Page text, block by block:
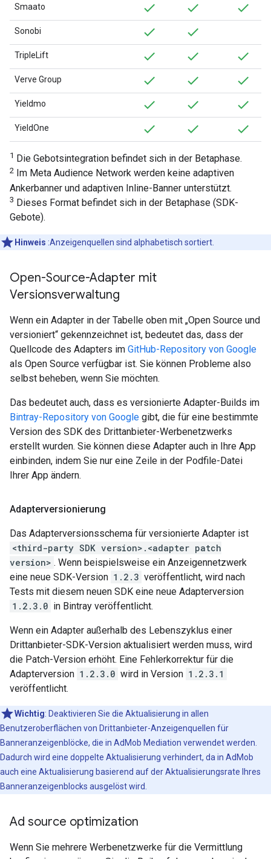
Smaato
Sonobi
TripleLift
Verve Group
Yieldmo
YieldOne
1 Die Gebotsintegration befindet sich in der Betaphase.
2
Im Meta Audience Network werden keine adaptiven
Ankerbanner und adaptiven Inline-Banner unterstützt.
3 Dieses Format befindet sich in der Betaphase (SDK-
Gebote).
Hinweis :Anzeigenquellen sind alphabetisch sortiert.
Open-Source-Adapter mit
Versionsverwaltung
Wenn ein Adapter in der Tabelle oben mit „Open Source und
versioniert“ gekennzeichnet ist, bedeutet das, dass der
Quellcode des Adapters im GitHub-Repository von Google
als Open Source verfügbar ist. Sie können Probleme also
selbst beheben, wenn Sie möchten.
Das bedeutet auch, dass es versionierte Adapter-Builds im
Bintray-Repository von Google gibt, die für eine bestimmte
Version des SDK des Drittanbieter-Werbenetzwerks
erstellt wurden. Sie können diese Adapter auch in Ihre App
einbinden, indem Sie nur eine Zeile in der Podfile-Datei
Ihrer App ändern.
Adapterversionierung
Das Adapterversionsschema für versionierte Adapter ist
<third-party SDK version>.<adapter patch
version> . Wenn beispielsweise ein Anzeigennetzwerk
eine neue SDK-Version 1.2.3 veröffentlicht, wird nach
Tests mit diesem neuen SDK eine neue Adapterversion
1.2.3.0 in Bintray veröffentlicht.
Wenn ein Adapter außerhalb des Lebenszyklus einer
Drittanbieter-SDK-Version aktualisiert werden muss, wird
die Patch-Version erhöht. Eine Fehlerkorrektur für die
Adapterversion 1.2.3.0 wird in Version 1.2.3.1
veröffentlicht.
Wichtig: Deaktivieren Sie die Aktualisierung in allen
Benutzeroberflächen von Drittanbieter-Anzeigenquellen für
Banneranzeigenblöcke, die in AdMob Mediation verwendet werden.
Dadurch wird eine doppelte Aktualisierung verhindert, da in AdMob
auch eine Aktualisierung basierend auf der Aktualisierungsrate Ihres
Banneranzeigenblocks ausgelöst wird.
Ad source optimization
Wenn Sie mehrere Werbenetzwerke für die Vermittlung